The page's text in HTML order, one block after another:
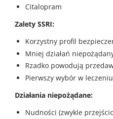
Citalopram
Zalety SSRI:
Korzystny profil
Mniej działań
Rzadko powodują
Pierwszy wybór w
Działania niepożądane:
Nudności (zwykle